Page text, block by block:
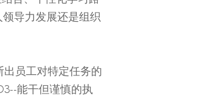
导力发展还是组织
员工对特定任务的
能干但谨慎的执